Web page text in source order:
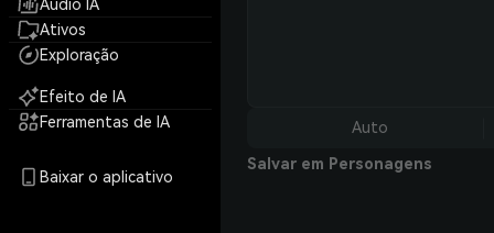
Áudio IA
Ativos
Exploração
Efeito de IA
Ferramentas de IA
Baixar o aplicativo
Auto
Salvar em Personagens